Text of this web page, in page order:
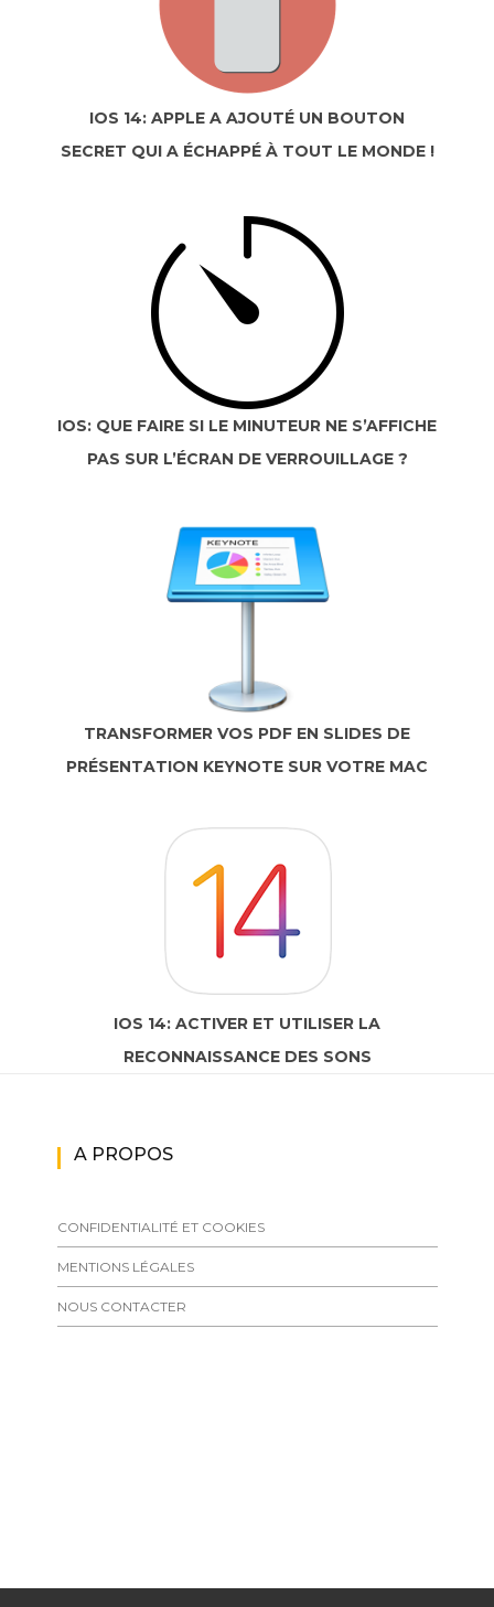
IOS 14: APPLE A AJOUTÉ UN BOUTON
SECRET QUI A ÉCHAPPÉ À TOUT LE MONDE !
IOS: QUE FAIRE SI LE MINUTEUR NE S’AFFICHE
PAS SUR L’ÉCRAN DE VERROUILLAGE ?
TRANSFORMER VOS PDF EN SLIDES DE
PRÉSENTATION KEYNOTE SUR VOTRE MAC
IOS 14: ACTIVER ET UTILISER LA
RECONNAISSANCE DES SONS
A PROPOS
CONFIDENTIALITÉ ET COOKIES
MENTIONS LÉGALES
NOUS CONTACTER